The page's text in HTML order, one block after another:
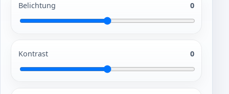
Belichtung 0
Kontrast 0